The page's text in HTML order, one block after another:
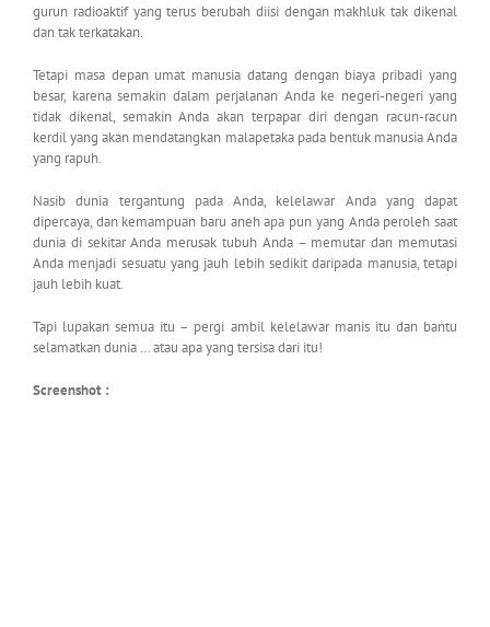
gurun radioaktif yang terus berubah diisi dengan makhluk tak dikenal
dan tak terkatakan.
Tetapi masa depan umat manusia datang dengan biaya pribadi yang
besar, karena semakin dalam perjalanan Anda ke negeri-negeri yang
tidak dikenal, semakin Anda akan terpapar diri dengan racun-racun
kerdil yang akan mendatangkan malapetaka pada bentuk manusia Anda
yang rapuh.
Nasib dunia tergantung pada Anda, kelelawar Anda yang dapat
dipercaya, dan kemampuan baru aneh apa pun yang Anda peroleh saat
dunia di sekitar Anda merusak tubuh Anda – memutar dan memutasi
Anda menjadi sesuatu yang jauh lebih sedikit daripada manusia, tetapi
jauh lebih kuat.
Tapi lupakan semua itu – pergi ambil kelelawar manis itu dan bantu
selamatkan dunia … atau apa yang tersisa dari itu!
Screenshot :